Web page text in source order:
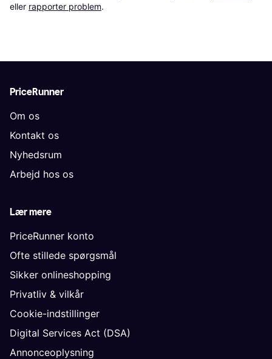
eller rapporter problem.
PriceRunner
Om os
Kontakt os
Nyhedsrum
Arbejd hos os
Lær mere
PriceRunner konto
Ofte stillede spørgsmål
Sikker onlineshopping
Privatliv & vilkår
Cookie-indstillinger
Digital Services Act (DSA)
Annonceoplysning